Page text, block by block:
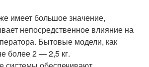
имеет большое значение,
непосредственное влияние на
Бытовые модели, как
более 2 — 2,5 кг.